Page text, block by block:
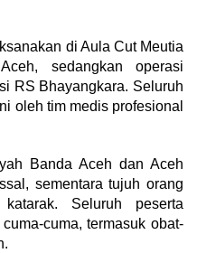
di Aula Cut Meutia
sedangkan operasi
RS Bhayangkara. Seluruh
oleh tim medis profesional
Banda Aceh dan Aceh
sementara tujuh orang
Seluruh peserta
cuma, termasuk obat-